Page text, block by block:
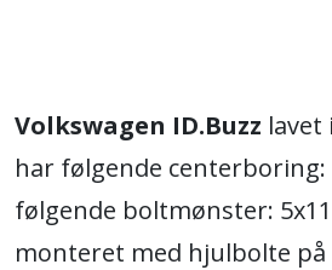
Volkswagen ID.Buzz lavet
har følgende centerboring:
følgende boltmønster:
monteret med hjulbolte på